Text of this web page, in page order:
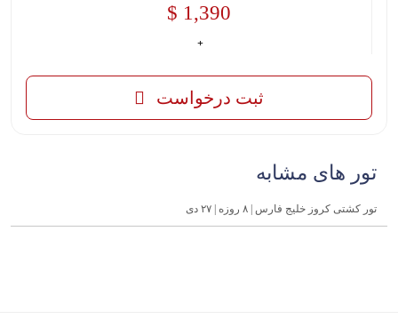
1,390 $
ثبت درخواست
تور های مشابه
تور کشتی کروز خلیج فارس | ۸ روزه | ۲۷ دی